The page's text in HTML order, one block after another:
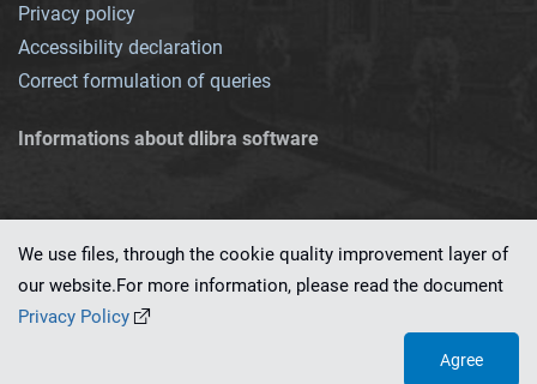
Privacy policy
Accessibility declaration
Correct formulation of queries
Informations about dlibra software
This service runs on
We use files, through the cookie quality improvement layer of
our website.For more information, please read the document
Privacy Policy
Agree